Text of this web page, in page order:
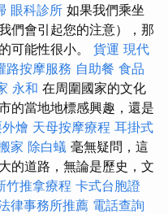
眼科診所 如果我們乘坐
們會引起您的注意），那
可能性很小。 貨運 現代
路按摩服務 自助餐 食品
永和 在周圍國家的文化
的當地地標感興趣，還是
燴 天母按摩療程 耳掛式
家 除白蟻 毫無疑問，這
的道路，無論是歷史，文
竹推拿療程 卡式台胞證
律事務所推薦 電話查詢